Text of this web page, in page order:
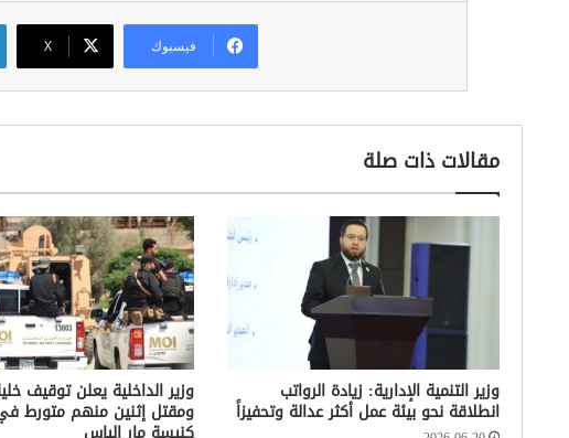
فيسبوك ‫X
مقالات ذات صلة
وزير التنمية الإدارية: زيادة الرواتب
انطلاقة نحو بيئة عمل أكثر عدالة وتحفيزاً
وزير الداخلية يعلن توقيف
ومقتل إثنين منهم متورط